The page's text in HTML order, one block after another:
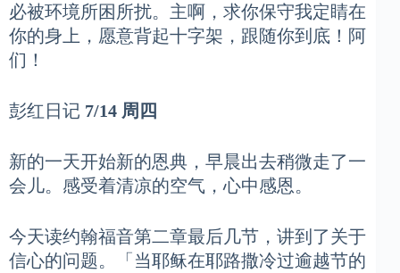
必被环境所困所扰。主啊，求你保守我定睛在
你的身上，愿意背起十字架，跟随你到底！阿
们！
彭红日记 7/14 周四
新的一天开始新的恩典，早晨出去稍微走了一
会儿。感受着清凉的空气，心中感恩。
今天读约翰福音第二章最后几节，讲到了关于
信心的问题。「当耶稣在耶路撒冷过逾越节的